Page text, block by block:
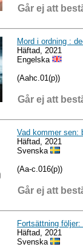
Går ej att
Mord i ordning :
Häftad, 2021
Engelska
(Aahc.01(p))
Går ej att
Vad kommer sen:
Häftad, 2021
Svenska
(Aa-c.016(p))
Går ej att
Fortsättning
Häftad, 2021
Svenska